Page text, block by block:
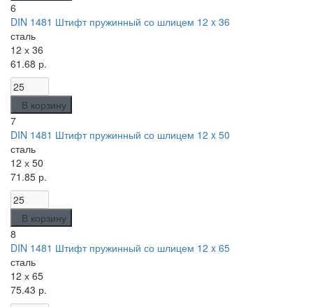
6
DIN 1481 Штифт пружинный со шлицем 12 x 36
сталь
12 х 36
61.68 р.
В корзину
7
DIN 1481 Штифт пружинный со шлицем 12 x 50
сталь
12 х 50
71.85 р.
В корзину
8
DIN 1481 Штифт пружинный со шлицем 12 x 65
сталь
12 х 65
75.43 р.